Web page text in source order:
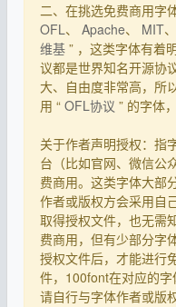
二、在挑选免费商用字
OFL、 Apache、 MIT、
维基 ” ，这类字体有着
议都是世界知名开源协
大、自由度非常高，所
用 “ OFL协议 ” 的字体
关于作者声明授权：指
台（比如官网、微信公
费商用。这类字体大部
作者或版权方会采用自
取得授权文件，也无需
费商用，但有少部分字
授权文件后，才能进行
件，100font在对应的字
请自行与字体作者或版